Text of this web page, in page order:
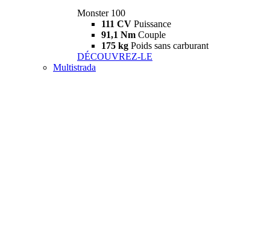
Monster 100
111 CV Puissance
91,1 Nm Couple
175 kg Poids sans carburant
DÉCOUVREZ-LE
Multistrada